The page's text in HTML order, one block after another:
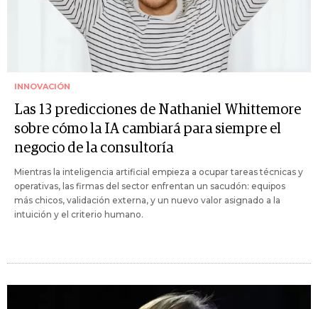
INNOVACIÓN
Las 13 predicciones de Nathaniel Whittemore
sobre cómo la IA cambiará para siempre el
negocio de la consultoría
Mientras la inteligencia artificial empieza a ocupar tareas técnicas y
operativas, las firmas del sector enfrentan un sacudón: equipos
más chicos, validación externa, y un nuevo valor asignado a la
intuición y el criterio humano.